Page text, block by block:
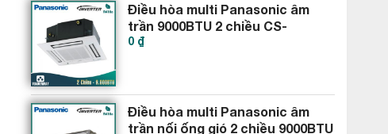
Điều hòa multi Panasonic âm
trần 9000BTU 2 chiều CS-
MZ25WB4H8A
0 ₫
Điều hòa multi Panasonic âm
trần nối ống gió 2 chiều 9000BTU